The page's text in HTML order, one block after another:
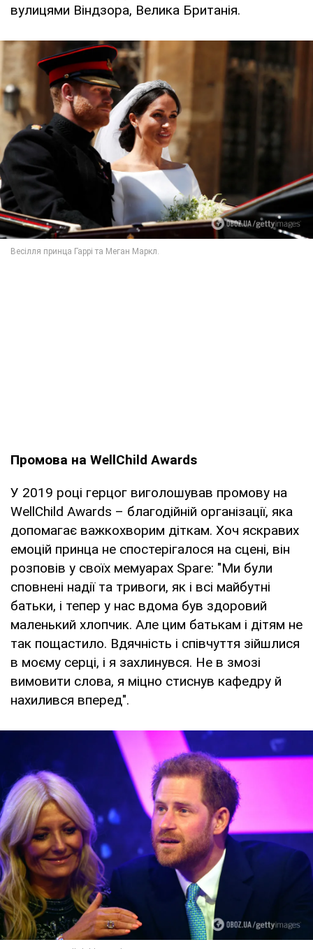
вулицями Віндзора, Велика Британія.
Промова на WellChild Awards
У 2019 році герцог виголошував промову на
WellChild Awards – благодійній організації, яка
допомагає важкохворим діткам. Хоч яскравих
емоцій принца не спостерігалося на сцені, він
розповів у своїх мемуарах Spare: "Ми були
сповнені надії та тривоги, як і всі майбутні
батьки, і тепер у нас вдома був здоровий
маленький хлопчик. Але цим батькам і дітям не
так пощастило. Вдячність і співчуття зійшлися
в моєму серці, і я захлинувся. Не в змозі
вимовити слова, я міцно стиснув кафедру й
нахилився вперед".